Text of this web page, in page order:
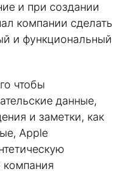
и при создании
компании сделать
и функциональный
чтобы
данные,
и заметки, как
Apple